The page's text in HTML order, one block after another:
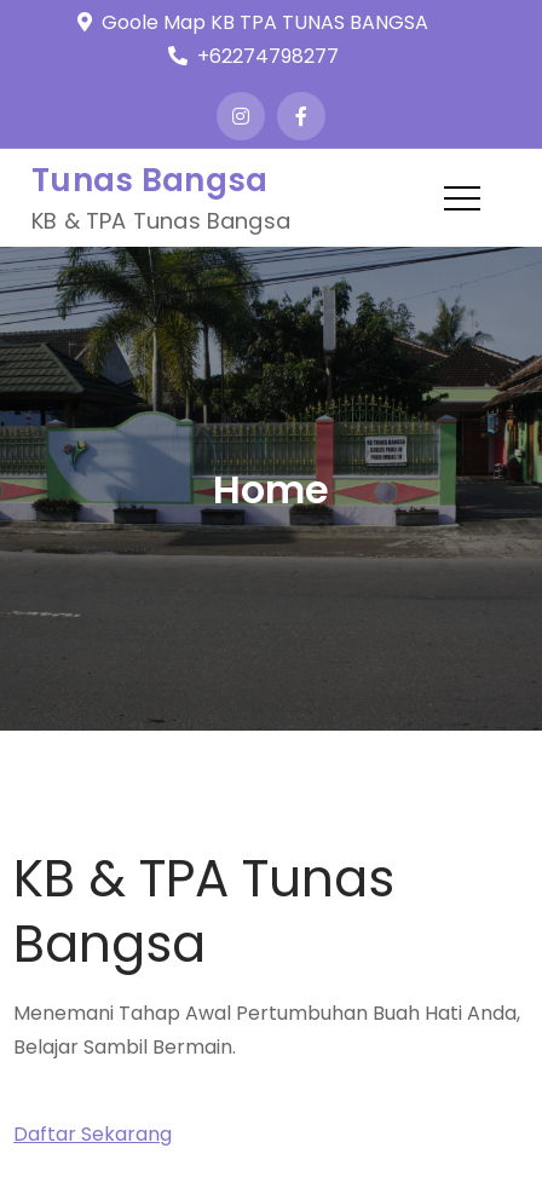
Goole Map KB TPA TUNAS BANGSA
+62274798277
Tunas Bangsa
KB & TPA Tunas Bangsa
Home
KB & TPA Tunas
Bangsa
Menemani Tahap Awal Pertumbuhan Buah Hati Anda,
Belajar Sambil Bermain.
Daftar Sekarang